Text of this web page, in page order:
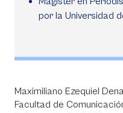
por la Universidad
Maximiliano Ezequiel
Facultad de